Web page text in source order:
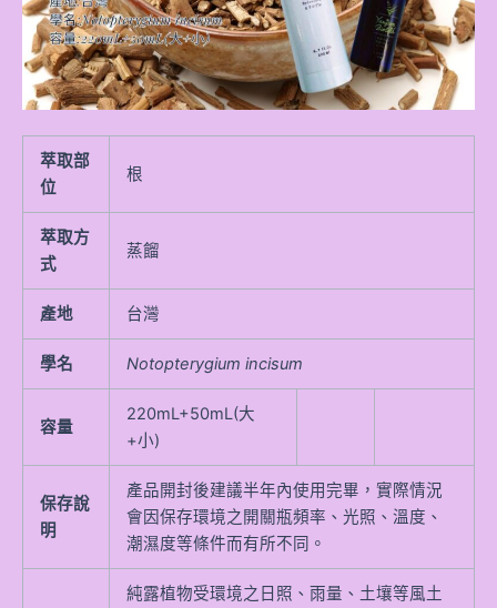
萃取部
位
根
萃取方
式
蒸餾
產地 台灣
學名 Notopterygium incisum
容量
220mL+50mL(大
+小)
保存說
明
產品開封後建議半年內使用完畢，實際情況
會因保存環境之開關瓶頻率、光照、溫度、
潮濕度等條件而有所不同。
純露植物受環境之日照、雨量、土壤等風土